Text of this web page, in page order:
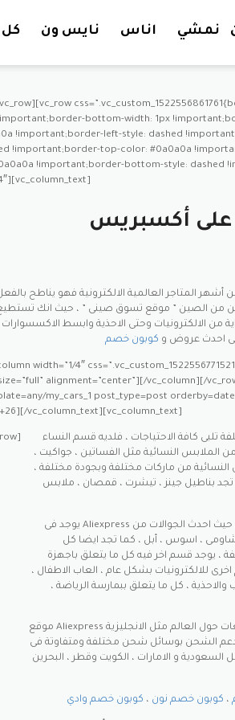
نمشي اناس نايس ون كل
bottom-width: 1px
!important;border-left-style: dashed
!important;border-top-color: #0a0a0a
!important;border-bottom-style: dashed
أكسبريس
من الصين ” موقع تسوق صينى ” ، حيث انك تستطيع
من الالكترونيات وحتى الاحذية وابسط
احدث عروض و
width=”1/4″
alignment=”center”][/vc_column][/
my_cars_1 post_type=post
vc_column_text][vc_column_text]
كافة الاحتياجات ، فلديه قسم النساء
الملابس النسائية مثل الفساتين ، جواكيت ،
من ماركات مختلفة وبجودة مختلفة ،
بناطيل جينز ، تيشرت ، قمصان ، ملابس
يوجد فى Aliexpress قسم مخصص لكل ما يهم الجوال من حيث احدث الجوالات من
، اسوس ، أبل ، كما تجد ايضا كل
، يوجد قسم اخر فيه كل ما يتعلق باجهزة
للالكترونيات بشكل عام ، العاب الاطفال ،
والاحذية ، كل ما يتعلق ببمارسة الرياضة ،
موقع Aliexpress يقدم واجهة موقع تدعم العديد من اللغات حول العالم مثل الانجليزية
يدعم الشحن بوسائل شحن مختلفة ومتفاوتة فى
السعودية و الامارات ، الكويت وقطر ، البحرين
، كوبون خصم نون ، كوبون خصم وادي